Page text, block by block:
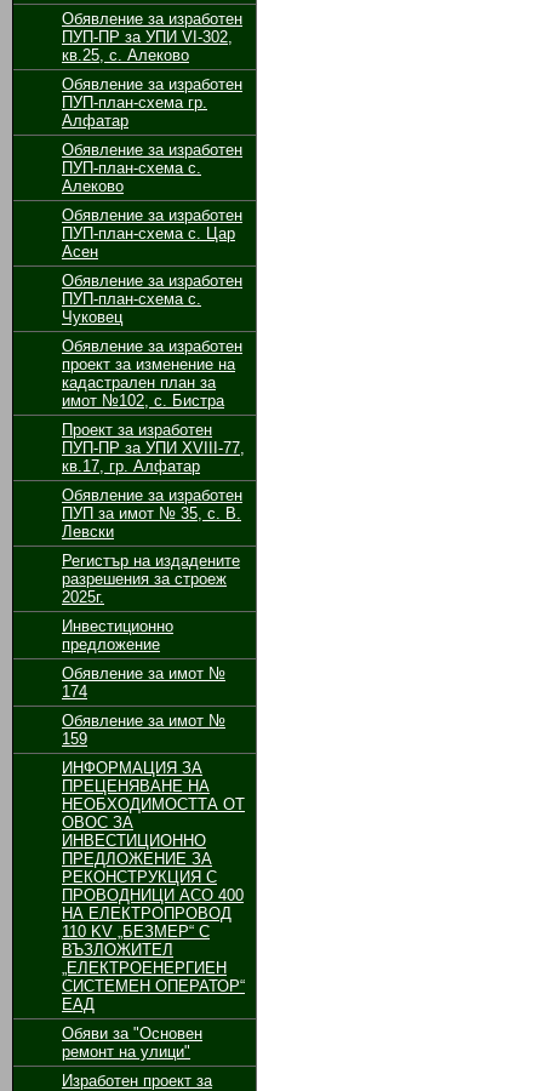
Обявление за изработен
ПУП-ПР за УПИ VІ-302,
кв.25, с. Алеково
Обявление за изработен
ПУП-план-схема гр.
Алфатар
Обявление за изработен
ПУП-план-схема с.
Алеково
Обявление за изработен
ПУП-план-схема с. Цар
Асен
Обявление за изработен
ПУП-план-схема с.
Чуковец
Обявление за изработен
проект за изменение на
кадастрален план за
имот №102, с. Бистра
Проект за изработен
ПУП-ПР за УПИ ХVІІІ-77,
кв.17, гр. Алфатар
Обявление за изработен
ПУП за имот № 35, с. В.
Левски
Регистър на издадените
разрешения за строеж
2025г.
Инвестиционно
предложение
Обявление за имот №
174
Обявление за имот №
159
ИНФОРМАЦИЯ ЗА
ПРЕЦЕНЯВАНЕ НА
НЕОБХОДИМОСТТА ОТ
ОВОС ЗА
ИНВЕСТИЦИОННО
ПРЕДЛОЖЕНИЕ ЗА
РЕКОНСТРУКЦИЯ С
ПРОВОДНИЦИ АСО 400
НА ЕЛЕКТРОПРОВОД
110 KV „БЕЗМЕР“ С
ВЪЗЛОЖИТЕЛ
„ЕЛЕКТРОЕНЕРГИЕН
СИСТЕМЕН ОПЕРАТОР“
ЕАД
Обяви за "Основен
ремонт на улици"
Изработен проект за